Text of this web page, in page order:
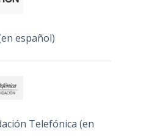
español)
Telefónica (en